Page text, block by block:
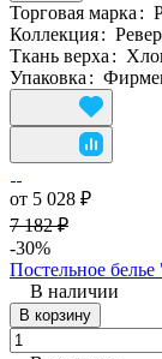
Торговая марка :
Коллекция:
Ткань верха :
Упаковка :
от 5 028 ₽
7 182 ₽
-30%
Постельное
В наличии
В корзину